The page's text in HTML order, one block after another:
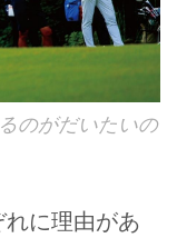
のがだいたいの
に理由があ